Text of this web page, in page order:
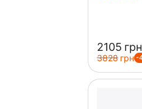
‍2105‍ грн
‍3828‍ грн -